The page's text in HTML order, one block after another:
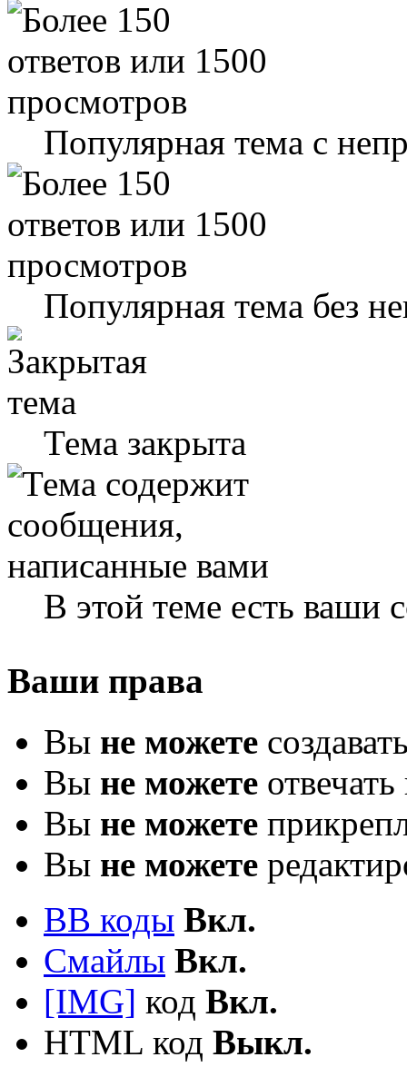
Популярная тема с
Популярная тема без
Тема закрыта
В этой теме есть ваши
Ваши права
Вы не можете
Вы не можете
Вы не можете
Вы не можете
BB коды Вкл.
Смайлы Вкл.
[IMG] код Вкл.
HTML код Выкл.